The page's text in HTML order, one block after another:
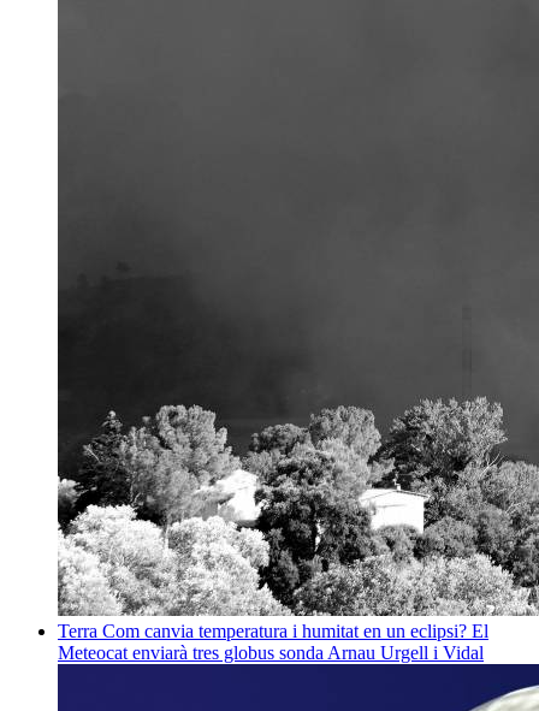
Terra Com canvia temperatura i humitat en un eclipsi? El
Meteocat enviarà tres globus sonda Arnau Urgell i Vidal